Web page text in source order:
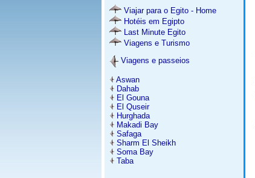
Viajar para o Egito - Home
Hotéis em Egipto
Last Minute Egito
Viagens e Turismo
Viagens e passeios
Aswan
Dahab
El Gouna
El Quseir
Hurghada
Makadi Bay
Safaga
Sharm El Sheikh
Soma Bay
Taba